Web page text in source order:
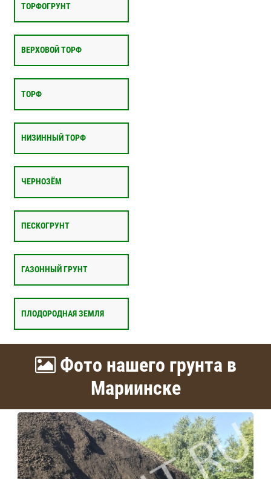
ТОРФОГРУНТ
ВЕРХОВОЙ ТОРФ
ТОРФ
НИЗИННЫЙ ТОРФ
ЧЕРНОЗЁМ
ПЕСКОГРУНТ
ГАЗОННЫЙ ГРУНТ
ПЛОДОРОДНАЯ ЗЕМЛЯ
Фото нашего грунта в
Мариинске